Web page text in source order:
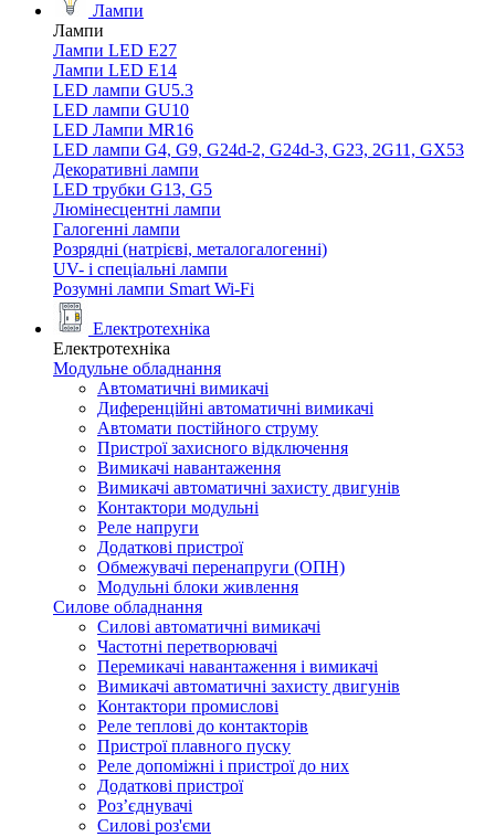
Лампи
Лампи
Лампи LED E27
Лампи LED Е14
LED лампи GU5.3
LED лампи GU10
LED Лампи MR16
LED лампи G4, G9, G24d-2, G24d-3, G23, 2G11, GX53
Декоративні лампи
LED трубки G13, G5
Люмінесцентні лампи
Галогенні лампи
Розрядні (натрієві, металогалогенні)
UV- і спеціальні лампи
Розумні лампи Smart Wi-Fi
Електротехніка
Електротехніка
Модульне обладнання
Автоматичні вимикачі
Диференційні автоматичні вимикачі
Автомати постійного струму
Пристрої захисного відключення
Вимикачі навантаження
Вимикачі автоматичні захисту двигунів
Контактори модульні
Реле напруги
Додаткові пристрої
Обмежувачі перенапруги (ОПН)
Модульні блоки живлення
Силове обладнання
Силові автоматичні вимикачі
Частотні перетворювачі
Перемикачі навантаження і вимикачі
Вимикачі автоматичні захисту двигунів
Контактори промислові
Реле теплові до контакторів
Пристрої плавного пуску
Реле допоміжні і пристрої до них
Додаткові пристрої
Роз’єднувачі
Силові роз'єми